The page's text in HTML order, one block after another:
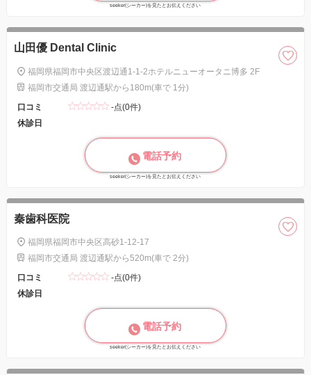
seeker(シーカー)を見たとお伝えください
山田優 Dental Clinic
福岡県福岡市中央区渡辺通1-1-2ホテルニューオータニ博多 2F
福岡市交通局 渡辺通駅から180m(車で 1分)
口コミ
-点(0件)
休診日
電話予約
seeker(シーカー)を見たとお伝えください
秦歯科医院
福岡県福岡市中央区高砂1-12-17
福岡市交通局 渡辺通駅から520m(車で 2分)
口コミ
-点(0件)
休診日
電話予約
seeker(シーカー)を見たとお伝えください